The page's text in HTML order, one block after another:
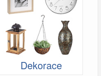
Dekorace